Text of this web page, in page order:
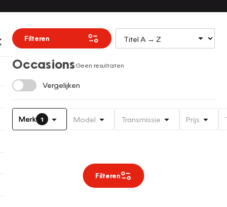
Filteren
OccasionsGeen resultaten
Vergelijken
Merk 1 Model Transmissie Prijs
Filteren